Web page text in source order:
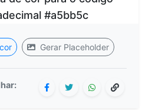
Gerar Placeholder